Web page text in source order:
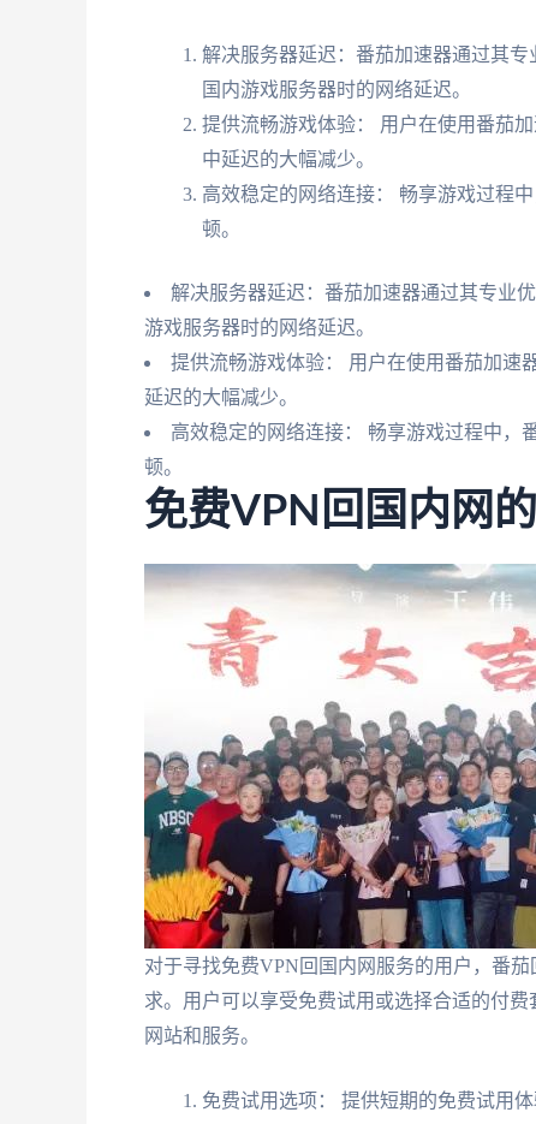
解决服务器延迟：番茄加速器通过其
国内游戏服务器时的网络延迟。
提供流畅游戏体验： 用户在使用番茄
中延迟的大幅减少。
高效稳定的网络连接： 畅享游戏过程
顿。
解决服务器延迟：番茄加速器通过其专业
游戏服务器时的网络延迟。
提供流畅游戏体验： 用户在使用番茄加速
延迟的大幅减少。
高效稳定的网络连接： 畅享游戏过程中，
顿。
免费VPN回国内网
对于寻找免费VPN回国内网服务的用户，番
求。用户可以享受免费试用或选择合适的付
网站和服务。
免费试用选项： 提供短期的免费试用体